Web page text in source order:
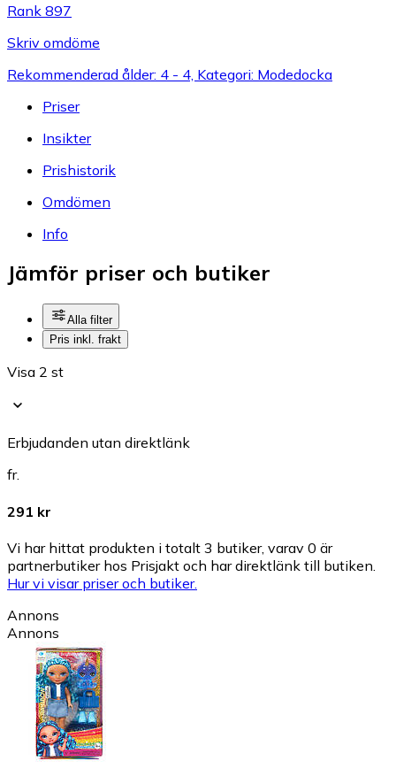
Rank 897
Skriv omdöme
Rekommenderad ålder: 4 - 4, Kategori: Modedocka
Priser
Insikter
Prishistorik
Omdömen
Info
Jämför priser och butiker
Alla filter
Pris inkl. frakt
Visa 2 st
Erbjudanden utan direktlänk
fr.
291 kr
Vi har hittat produkten i totalt 3 butiker, varav 0 är
partnerbutiker hos Prisjakt och har direktlänk till butiken.
Hur vi visar priser och butiker.
Annons
Annons